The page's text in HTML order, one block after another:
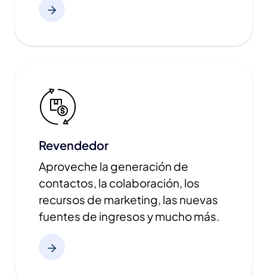
Revendedor
Aproveche la generación de
contactos, la colaboración, los
recursos de marketing, las nuevas
fuentes de ingresos y mucho más.